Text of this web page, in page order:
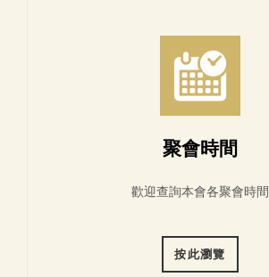
聚會時間
歡迎查詢本會各聚會時間
按此瀏覽